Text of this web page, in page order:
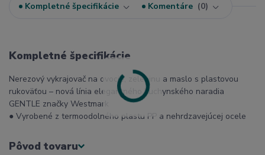
Kompletné špecifikácie Komentáre 0
Kompletné špecifikácie
Nerezový vykrajovač na ovocie, zeleninu a maslo s plastovou
rukoväťou – nová línia elegantného kuchynského naradia
GENTLE značky Westmark
● Vyrobené z termoodolného plastu PP a nehrdzavejúcej ocele
Pôvod tovaru